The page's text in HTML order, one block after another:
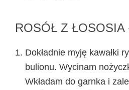
ROSÓŁ Z ŁOSOSIA
Dokładnie myję kawałki
bulionu. Wycinam
Wkładam do garnka i